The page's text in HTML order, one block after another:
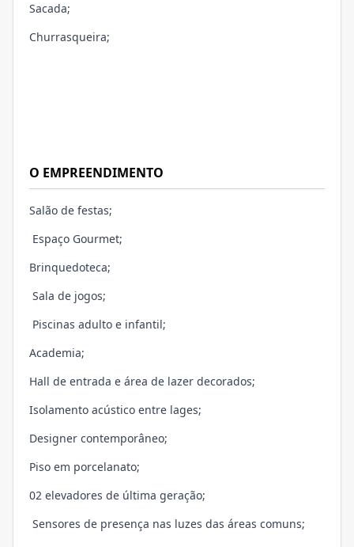
Sacada;
Churrasqueira;
O EMPREENDIMENTO
Salão de festas;
Espaço Gourmet;
Brinquedoteca;
Sala de jogos;
Piscinas adulto e infantil;
Academia;
Hall de entrada e área de lazer decorados;
Isolamento acústico entre lages;
Designer contemporâneo;
Piso em porcelanato;
02 elevadores de última geração;
Sensores de presença nas luzes das áreas comuns;